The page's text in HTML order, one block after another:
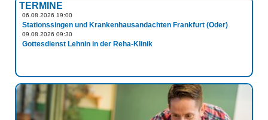
TERMINE
06.08.2026 19:00
Stationssingen und Krankenhausandachten Frankfurt (Oder)
09.08.2026 09:30
Gottesdienst Lehnin in der Reha-Klinik